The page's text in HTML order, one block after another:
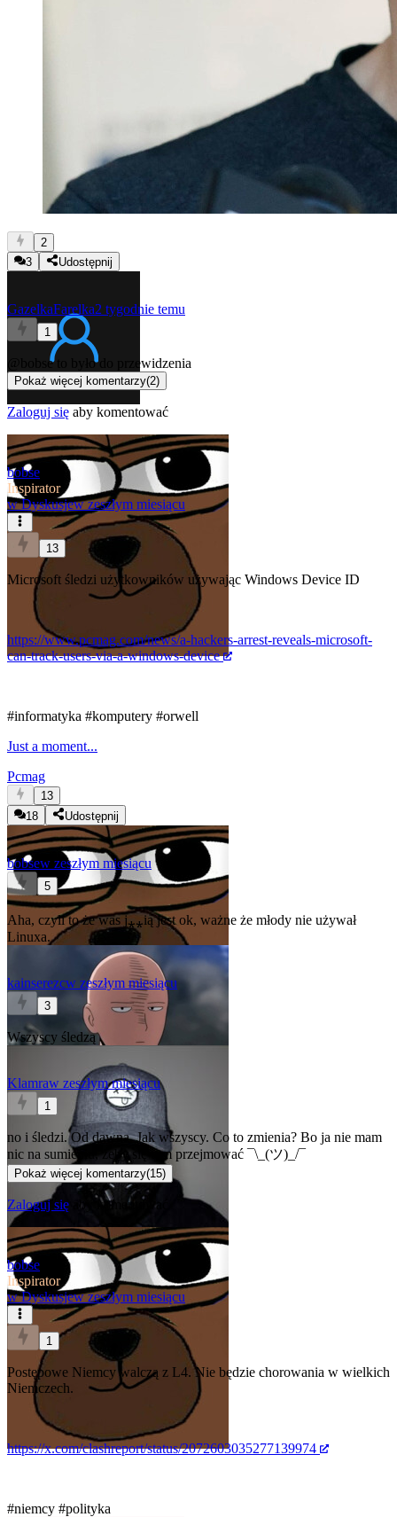
2
3
Udostępnij
GazelkaFarelka2 tygodnie temu
1
@bobseto było do przewidzenia
Pokaż więcej komentarzy(2)
Zaloguj się aby komentować
bobse
Inspirator
w Dyskusjew zeszłym miesiącu
13
Microsoft śledzi użytkowników używając Windows Device ID
https://www.pcmag.com/news/a-hackers-arrest-reveals-microsoft-
can-track-users-via-a-windows-device
#informatyka #komputery #orwell
Just a moment...
Pcmag
13
18
Udostępnij
bobsew zeszłym miesiącu
5
Aha, czyli to że was j⁎⁎ią jest ok, ważne że młody nie używał
Linuxa.
kainserezcw zeszłym miesiącu
3
Wszyscy śledzą
Klamraw zeszłym miesiącu
1
no i śledzi. Od dawna. Jak wszyscy. Co to zmienia? Bo ja nie mam
nic na sumieniu, żeby się tym przejmować ¯\_(ツ)_/¯
Pokaż więcej komentarzy(15)
Zaloguj się aby komentować
bobse
Inspirator
w Dyskusjew zeszłym miesiącu
1
Postępowe Niemcy walczą z L4. Nie będzie chorowania w wielkich
Niemczech.
https://x.com/clashreport/status/2072603035277139974
#niemcy #polityka